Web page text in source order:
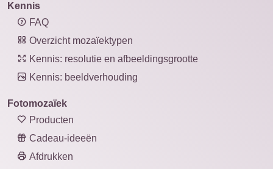
Kennis
FAQ
Overzicht mozaïektypen
Kennis: resolutie en afbeeldingsgrootte
Kennis: beeldverhouding
Fotomozaïek
Producten
Cadeau-ideeën
Afdrukken